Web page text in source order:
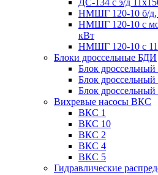
ДС-134 с э/д
НМШГ 120-10 б/д,
НМШГ 120-10 с
кВт
НМШГ 120-10 с 11
Блоки дроссельные БДИ
Блок
Блок
Блок
Вихревые насосы ВКС
ВКС 1
ВКС 10
ВКС 2
ВКС 4
ВКС 5
Гидравлические